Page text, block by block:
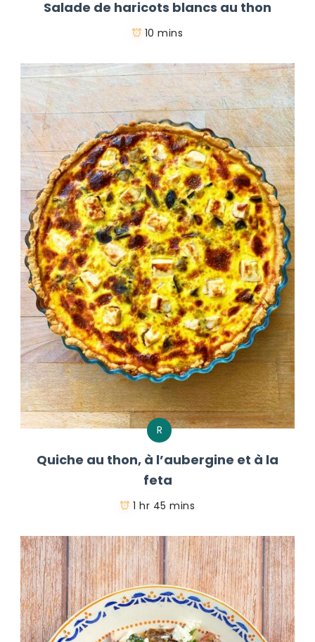
Salade de haricots blancs au thon
10 mins
R
Quiche au thon, à l’aubergine et à la
feta
1 hr 45 mins